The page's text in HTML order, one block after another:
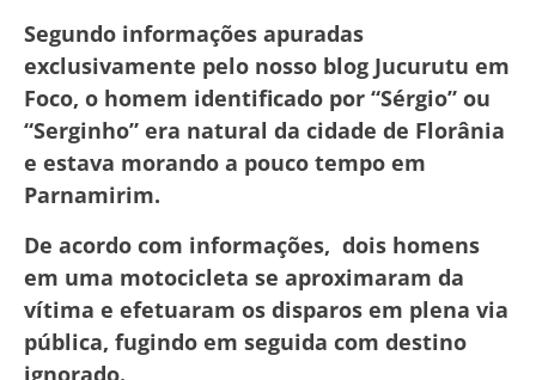
Segundo informações apuradas
exclusivamente pelo nosso blog Jucurutu em
Foco, o homem identificado por “Sérgio” ou
“Serginho” era natural da cidade de Florânia
e estava morando a pouco tempo em
Parnamirim.
De acordo com informações, dois homens
em uma motocicleta se aproximaram da
vítima e efetuaram os disparos em plena via
pública, fugindo em seguida com destino
ignorado.